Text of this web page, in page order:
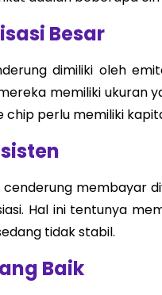
Besar
dimiliki oleh
memiliki ukuran
chip perlu memiliki
cenderung membayar
Hal ini tentunya
tidak stabil.
Baik